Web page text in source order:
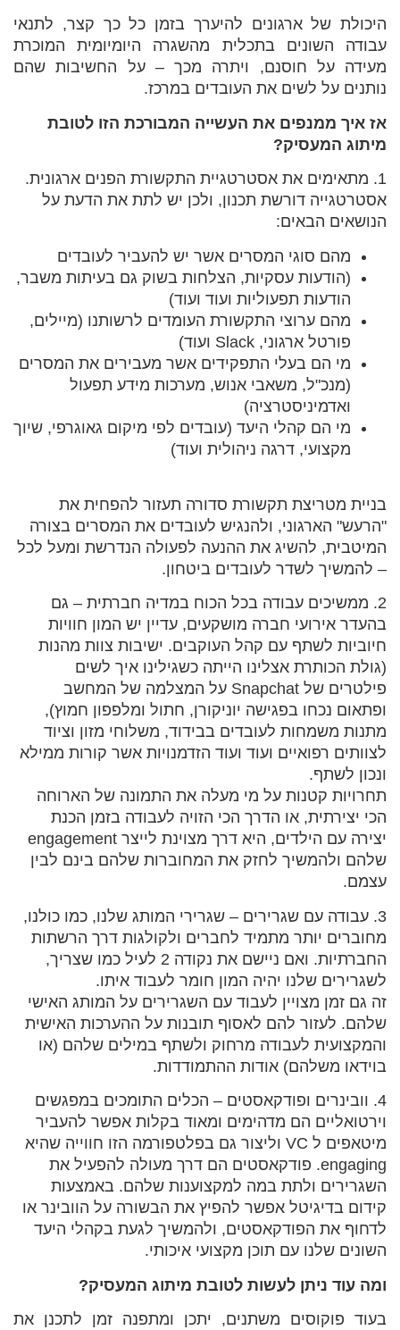
היכולת של ארגונים להיערך בזמן כל כך קצר, לתנאי
עבודה השונים בתכלית מהשגרה היומיומית המוכרת
מעידה על חוסנם, ויתרה מכך – על החשיבות שהם
נותנים על לשים את העובדים במרכז.
אז איך ממנפים את העשייה המבורכת הזו לטובת
מיתוג המעסיק?
1. מתאימים את אסטרטגיית התקשורת הפנים ארגונית.
אסטרטגייה דורשת תכנון, ולכן יש לתת את הדעת על
הנושאים הבאים:
מהם סוגי המסרים אשר יש להעביר לעובדים
(הודעות עסקיות, הצלחות בשוק גם בעיתות משבר,
הודעות תפעוליות ועוד ועוד)
מהם ערוצי התקשורת העומדים לרשותנו (מיילים,
פורטל ארגוני, Slack ועוד)
מי הם בעלי התפקידים אשר מעבירים את המסרים
(מנכ"ל, משאבי אנוש, מערכות מידע תפעול
ואדמיניסטרציה)
מי הם קהלי היעד (עובדים לפי מיקום גאוגרפי, שיוך
מקצועי, דרגה ניהולית ועוד)
בניית מטריצת תקשורת סדורה תעזור להפחית את
"הרעש" הארגוני, ולהנגיש לעובדים את המסרים בצורה
המיטבית, להשיג את ההנעה לפעולה הנדרשת ומעל לכל
– להמשיך לשדר לעובדים ביטחון.
2. ממשיכים עבודה בכל הכוח במדיה חברתית – גם
בהעדר אירועי חברה מושקעים, עדיין יש המון חוויות
חיוביות לשתף עם קהל העוקבים. ישיבות צוות מהנות
(גולת הכותרת אצלינו הייתה כשגילינו איך לשים
פילטרים של Snapchat על המצלמה של המחשב
ופתאום נכחו בפגישה יוניקורן, חתול ומלפפון חמוץ),
מתנות משמחות לעובדים בבידוד, משלוחי מזון וציוד
לצוותים רפואיים ועוד ועוד הזדמנויות אשר קורות ממילא
ונכון לשתף.
תחרויות קטנות על מי מעלה את התמונה של הארוחה
הכי יצירתית, או הדרך הכי הזויה לעבודה בזמן הכנת
יצירה עם הילדים, היא דרך מצוינת לייצר engagement
שלהם ולהמשיך לחזק את המחוברות שלהם בינם לבין
עצמם.
3. עבודה עם שגרירים – שגרירי המותג שלנו, כמו כולנו,
מחוברים יותר מתמיד לחברים ולקולגות דרך הרשתות
החברתיות. ואם ניישם את נקודה 2 לעיל כמו שצריך,
לשגרירים שלנו יהיה המון חומר לעבוד איתו.
זה גם זמן מצויין לעבוד עם השגרירים על המותג האישי
שלהם. לעזור להם לאסוף תובנות על ההערכות האישית
והמקצועית לעבודה מרחוק ולשתף במילים שלהם (או
בוידאו משלהם) אודות ההתמודדות.
4. וובינרים ופודקאסטים – הכלים התומכים במפגשים
וירטואליים הם מדהימים ומאוד בקלות אפשר להעביר
מיטאפים ל VC וליצור גם בפלטפורמה הזו חווייה שהיא
engaging. פודקאסטים הם דרך מעולה להפעיל את
השגרירים ולתת במה למקצוענות שלהם. באמצעות
קידום בדיגיטל אפשר להפיץ את הבשורה על הוובינר או
לדחוף את הפודקאסטים, ולהמשיך לגעת בקהלי היעד
השונים שלנו עם תוכן מקצועי איכותי.
ומה עוד ניתן לעשות לטובת מיתוג המעסיק?
בעוד פוקוסים משתנים, יתכן ומתפנה זמן לתכנן את